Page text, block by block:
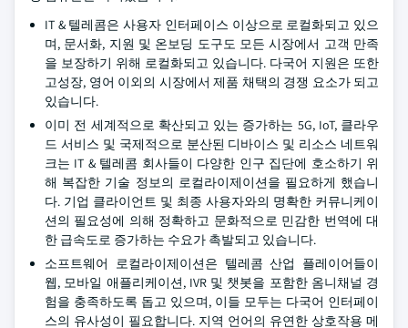
IT & 텔레콤은 사용자 인터페이스 이상으로 로컬화되고 있으
며, 문서화, 지원 및 온보딩 도구도 모든 시장에서 고객 만족
을 보장하기 위해 로컬화되고 있습니다. 다국어 지원은 또한
고성장, 영어 이외의 시장에서 제품 채택의 경쟁 요소가 되고
있습니다.
이미 전 세계적으로 확산되고 있는 증가하는 5G, IoT, 클라우
드 서비스 및 국제적으로 분산된 디바이스 및 리소스 네트워
크는 IT & 텔레콤 회사들이 다양한 인구 집단에 호소하기 위
해 복잡한 기술 정보의 로컬라이제이션을 필요하게 했습니
다. 기업 클라이언트 및 최종 사용자와의 명확한 커뮤니케이
션의 필요성에 의해 정확하고 문화적으로 민감한 번역에 대
한 급속도로 증가하는 수요가 촉발되고 있습니다.
소프트웨어 로컬라이제이션은 텔레콤 산업 플레이어들이
웹, 모바일 애플리케이션, IVR 및 챗봇을 포함한 옴니채널 경
험을 충족하도록 돕고 있으며, 이들 모두는 다국어 인터페이
스의 유사성이 필요합니다. 지역 언어의 유연한 상호작용 메